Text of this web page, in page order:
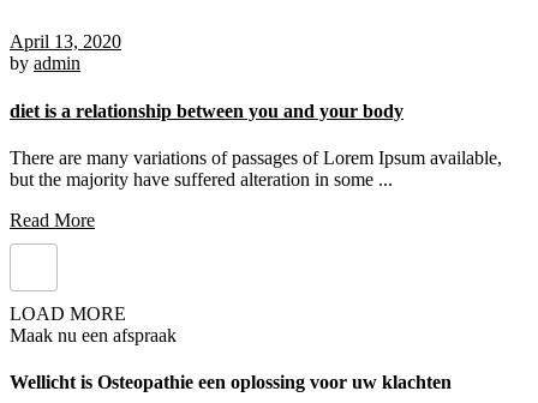
April 13, 2020
by admin
diet is a relationship between you and your body
There are many variations of passages of Lorem Ipsum available,
but the majority have suffered alteration in some ...
Read More
LOAD MORE
Maak nu een afspraak
Wellicht is Osteopathie een oplossing voor uw klachten